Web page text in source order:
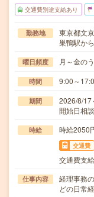
交通費別途支給あり
勤務地
東京都文
巣鴨駅か
曜日頻度 月～金の
時間 9:00～
期間
2026/8/
開始日相
時給 時給2050
交通費
交通費支
仕事内容
経理事務
どの日常